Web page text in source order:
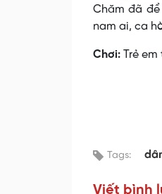
Chăm đã
nam ai, ca
Chơi: Trẻ
Tags:
Viết bình